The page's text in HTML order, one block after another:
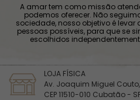
A amar tem como missão
podemos oferecer. Não
sociedade, nosso objetivo é
pessoas possíveis, para que se
escolhidos
LOJA FÍSICA
Av. Joaquim Miguel
CEP 11510-010 Cubatão -